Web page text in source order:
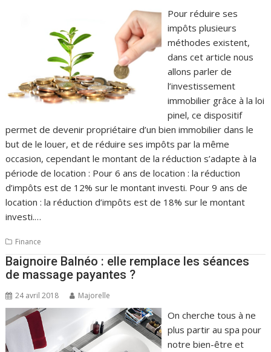
Pour réduire ses
impôts plusieurs
méthodes existent,
dans cet article nous
allons parler de
l’investissement
immobilier grâce à la loi
pinel, ce dispositif
permet de devenir propriétaire d’un bien immobilier dans le
but de le louer, et de réduire ses impôts par la même
occasion, cependant le montant de la réduction s’adapte à la
période de location : Pour 6 ans de location : la réduction
d’impôts est de 12% sur le montant investi. Pour 9 ans de
location : la réduction d’impôts est de 18% sur le montant
investi.…
Finance
Baignoire Balnéo : elle remplace les séances
de massage payantes ?
24 avril 2018 Majorelle
On cherche tous à ne
plus partir au spa pour
notre bien-être et